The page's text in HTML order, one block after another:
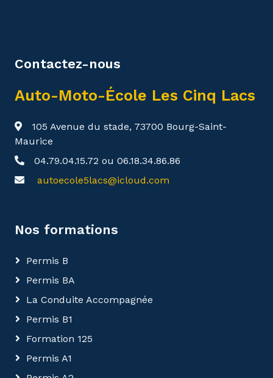
Contactez-nous
Auto-Moto-École Les Cinq Lacs
105 Avenue du stade, 73700 Bourg-Saint-
Maurice
04.79.04.15.72 ou 06.18.34.86.86
autoecole5lacs@icloud.com
Nos formations
Permis B
Permis BA
La Conduite Accompagnée
Permis B1
Formation 125
Permis A1